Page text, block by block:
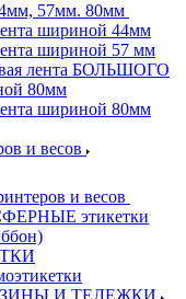
57мм. 80мм
шириной 44мм
шириной 57 мм
лента БОЛЬШОГО
80мм
шириной 80мм
и весов
и весов
этикетки
И ТЕЛЕЖКИ